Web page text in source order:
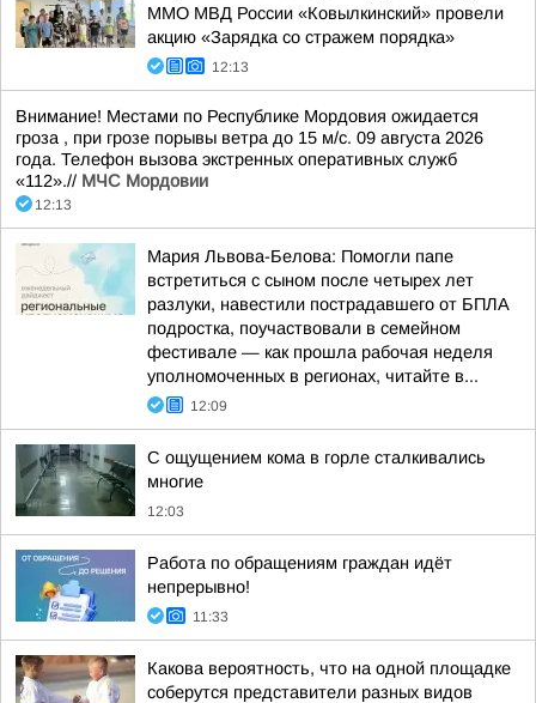
ММО МВД России «Ковылкинский» провели
акцию «Зарядка со стражем порядка»
12:13
Внимание! Местами по Республике Мордовия ожидается
гроза , при грозе порывы ветра до 15 м/с. 09 августа 2026
года. Телефон вызова экстренных оперативных служб
«112».// МЧС Мордовии
12:13
Мария Львова-Белова: Помогли папе
встретиться с сыном после четырех лет
разлуки, навестили пострадавшего от БПЛА
подростка, поучаствовали в семейном
фестивале — как прошла рабочая неделя
уполномоченных в регионах, читайте в...
12:09
С ощущением кома в горле сталкивались
многие
12:03
Работа по обращениям граждан идёт
непрерывно!
11:33
Какова вероятность, что на одной площадке
соберутся представители разных видов